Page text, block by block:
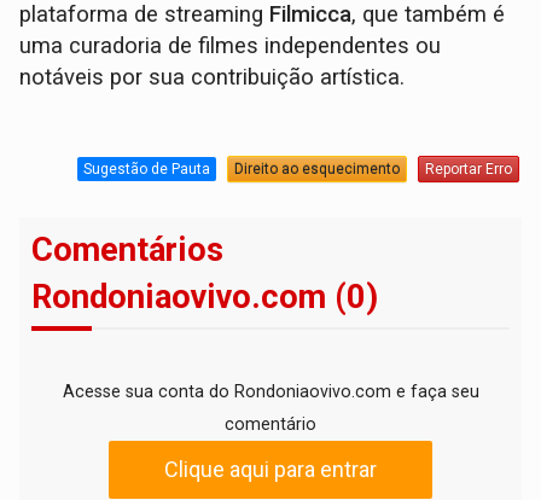
plataforma de streaming Filmicca, que também é
uma curadoria de filmes independentes ou
notáveis por sua contribuição artística.
Sugestão de Pauta Direito ao esquecimento Reportar Erro
Comentários
Rondoniaovivo.com (0)
Acesse sua conta do Rondoniaovivo.com e faça seu
comentário
Clique aqui para entrar